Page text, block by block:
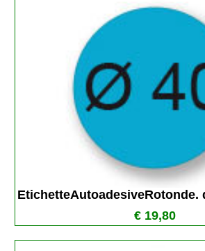
EtichetteAutoadesiveRotonde.
€ 19,80